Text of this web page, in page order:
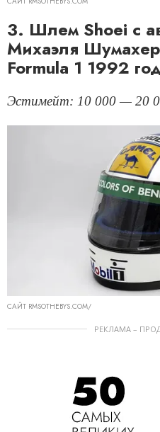
3. Шлем Shoei с
Михаэля
Formula 1 1992
Эстимейт: 10 000 — 20
САЙТ RMSOTHEBYS.COM/
РЕКЛАМА –